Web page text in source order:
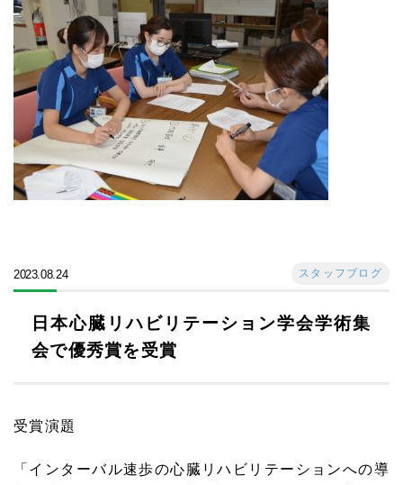
2023.08.24 スタッフブログ
日本心臓リハビリテーション学会学術集
会で優秀賞を受賞
受賞演題
「インターバル速歩の心臓リハビリテーションへの導